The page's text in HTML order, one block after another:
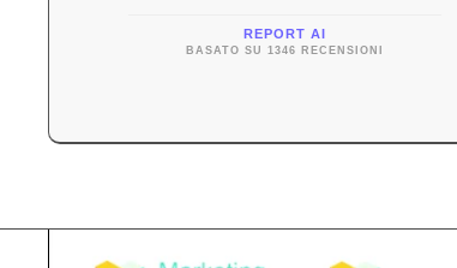
REPORT AI
BASATO SU 1346 RECENSIONI